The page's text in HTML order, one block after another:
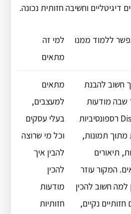
דיגיטליים וחשיבה חזותית נכונה.
ללמוד ממנו
למי זה
מתאים
חשוב להבנת
שבה מודעות
Display רספונסיביות
מתוך תמונות,
תיאורים
המקור עוזר
למה חשוב להכין
חזותיים נקיים,
מתאים
למעצבים,
בעלי עסקים
וכל מי שרוצה
להבין איך
להכין
מודעות
חזותיות